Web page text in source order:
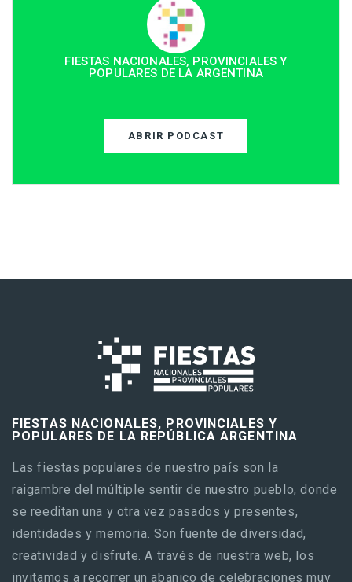
FIESTAS NACIONALES, PROVINCIALES Y
POPULARES DE LA ARGENTINA
ABRIR PODCAST
FIESTAS NACIONALES, PROVINCIALES Y
POPULARES DE LA REPÚBLICA ARGENTINA
Las fiestas populares de nuestro país son la
raigambre del múltiple sentir de nuestro pueblo, donde
se reeditan una y otra vez pasados y presentes,
identidades y memoria. Son fuente de diversidad,
creatividad y disfrute. A través de nuestra web, los
invitamos a recorrer un abanico de celebraciones muy